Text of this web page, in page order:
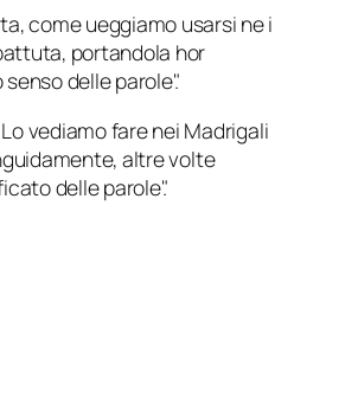
come ueggiamo usarsi ne i
portandola hor
delle parole".
vediamo fare nei Madrigali
altre volte
delle parole".